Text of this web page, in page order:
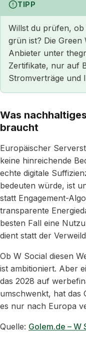
TIPP
Willst du prüfen,
grün ist? Die Green
Anbieter unter
Zertifikate, nur auf
Stromverträge und
Was
braucht
Europäischer
keine hinreichende
echte digitale
bedeuten würde, ist
statt Engagement-
transparente
besten Fall eine
dient statt der
Ob W Social diesen
ist ambitioniert. Aber
das 2028 auf
umschwenkt, hat das
es nur nach Europa
Quelle: Golem.de – W